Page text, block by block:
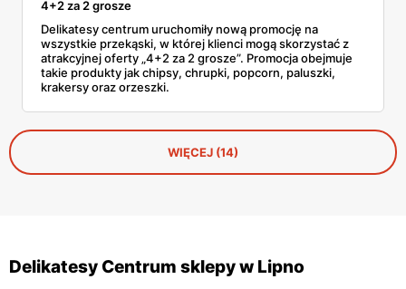
4+2 za 2 grosze
Delikatesy centrum uruchomiły nową promocję na
wszystkie przekąski, w której klienci mogą skorzystać z
atrakcyjnej oferty „4+2 za 2 grosze”. Promocja obejmuje
takie produkty jak chipsy, chrupki, popcorn, paluszki,
krakersy oraz orzeszki.
WIĘCEJ (14)
Delikatesy Centrum sklepy w Lipno